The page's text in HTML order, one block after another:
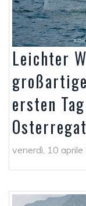
Leichter
ersten
venerdì, 10